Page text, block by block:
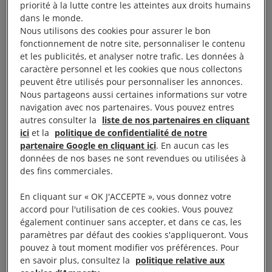
Objectifs
Comprendre les différences entre la surveillance
ciblée et la surveillance de masse, et comment
elles sont utilisées par les États ;
Évaluer l’impact de la surveillance numérique sur
Explorer les cadres juridiques et politiques
régissant la surveillance numérique : comment les
droits sont protégés par le droit international ainsi
que les responsabilités, les rôles et les limites des
priorité à la lutte contre les atteintes aux droits humains
dans le monde.
Nous utilisons des cookies pour assurer le bon
fonctionnement de notre site, personnaliser le contenu
et les publicités, et analyser notre trafic. Les données à
caractère personnel et les cookies que nous collectons
peuvent être utilisés pour personnaliser les annonces.
Nous partageons aussi certaines informations sur votre
navigation avec nos partenaires. Vous pouvez entres
autres consulter la liste de nos partenaires en cliquant
ici et la politique de confidentialité de notre
partenaire Google en cliquant ici. En aucun cas les
données de nos bases ne sont revendues ou utilisées à
des fins commerciales.
En cliquant sur « OK J'ACCEPTE », vous donnez votre
accord pour l'utilisation de ces cookies. Vous pouvez
également continuer sans accepter, et dans ce cas, les
paramètres par défaut des cookies s'appliqueront. Vous
pouvez à tout moment modifier vos préférences. Pour
en savoir plus, consultez la politique relative aux